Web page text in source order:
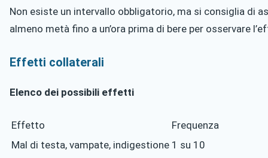
Non esiste un intervallo obbligatorio, ma si consiglia di
almeno metà fino a un’ora prima di bere per osservare
Effetti collaterali
Elenco dei possibili effetti
Effetto
Frequenza
Mal di testa, vampate, indigestione 1 su 10